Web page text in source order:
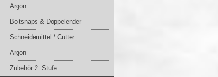
Argon
Boltsnaps & Doppelender
Schneidemittel / Cutter
Argon
Zubehör 2. Stufe